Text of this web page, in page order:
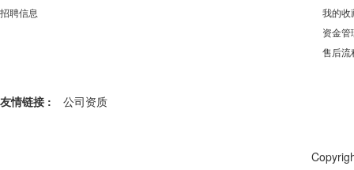
招聘信息
我的收
资金管
售后流
友情链接 : 公司资质